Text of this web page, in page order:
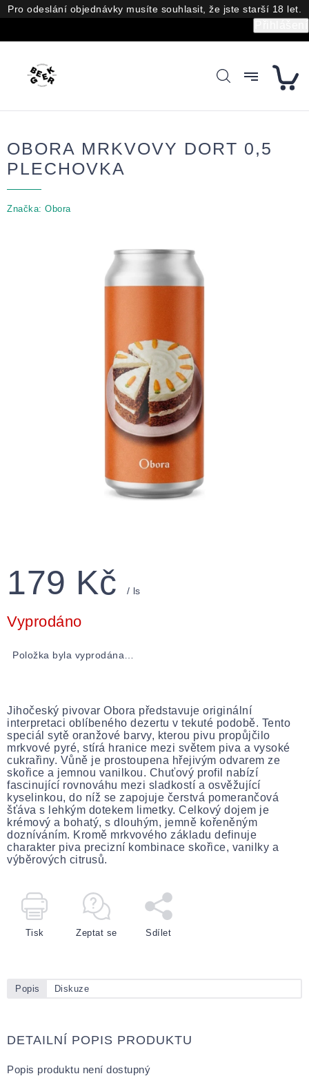
Přejít
na
Pro odeslání objednávky musíte souhlasit, že jste starší 18 let.
OBORA MRKVOVY DORT 0,5
PLECHOVKA
Značka: Obora
179 Kč / ls
cena:
Vyprodáno
Položka byla vyprodána…
Jihočeský pivovar Obora představuje originální
interpretaci oblíbeného dezertu v tekuté podobě. Tento
speciál sytě oranžové barvy, kterou pivu propůjčilo
mrkvové pyré, stírá hranice mezi světem piva a vysoké
cukrařiny. Vůně je prostoupena hřejivým odvarem ze
skořice a jemnou vanilkou. Chuťový profil nabízí
fascinující rovnováhu mezi sladkostí a osvěžující
kyselinkou, do níž se zapojuje čerstvá pomerančová
šťáva s lehkým dotekem limetky. Celkový dojem je
krémový a bohatý, s dlouhým, jemně kořeněným
dozníváním. Kromě mrkvového základu definuje
charakter piva precizní kombinace skořice, vanilky a
výběrových citrusů.
Tisk Zeptat se Sdílet
Popis Diskuze
DETAILNÍ POPIS PRODUKTU
Popis produktu není dostupný